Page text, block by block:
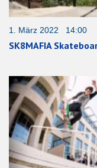
1. März 2022 14:00
SK8MAFIA